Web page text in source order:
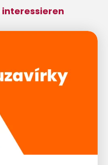
interessieren